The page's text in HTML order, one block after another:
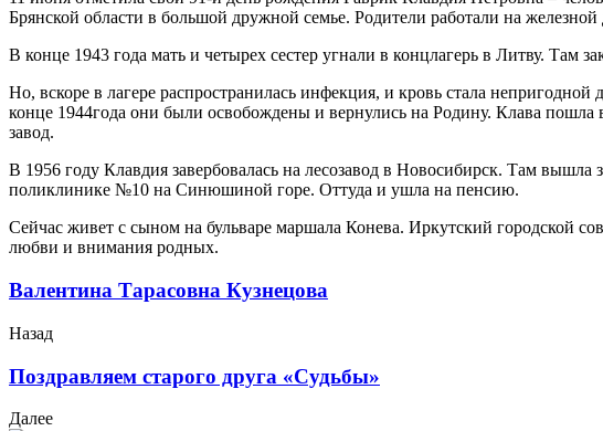
Брянской области в большой дружной семье. Родители работали на
В конце 1943 года мать и четырех сестер угнали в концлагерь в Литву. Там
Но, вскоре в лагере распространилась инфекция, и кровь стала
конце 1944года они были освобождены и вернулись на Родину. Клава
завод.
В 1956 году Клавдия завербовалась на лесозавод в Новосибирск. Там
поликлинике №10 на Синюшиной горе. Оттуда и ушла на пенсию.
Сейчас живет с сыном на бульваре маршала Конева. Иркутский городской
любви и внимания родных.
Валентина Тарасовна Кузнецова
Назад
Поздравляем старого друга «Судьбы»
Далее